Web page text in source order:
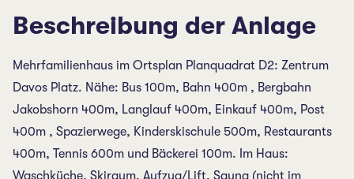
Beschreibung der Anlage
Mehrfamilienhaus im Ortsplan Planquadrat D2: Zentrum
Davos Platz. Nähe: Bus 100m, Bahn 400m , Bergbahn
Jakobshorn 400m, Langlauf 400m, Einkauf 400m, Post
400m , Spazierwege, Kinderskischule 500m, Restaurants
400m, Tennis 600m und Bäckerei 100m. Im Haus:
Waschküche, Skiraum, Aufzug/Lift, Sauna (nicht im